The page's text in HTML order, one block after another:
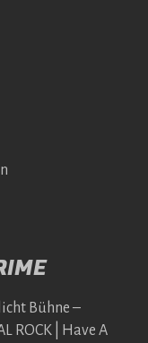
Bühne –
ROCK | Have A